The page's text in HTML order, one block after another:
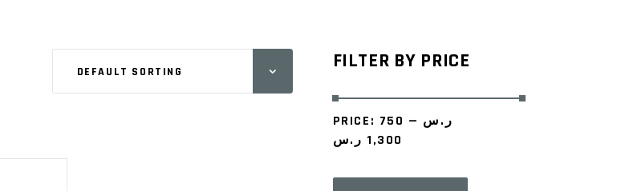
DEFAULT SORTING FILTER BY PRICE
PRICE: 750 ر.س —
1,300 ر.س